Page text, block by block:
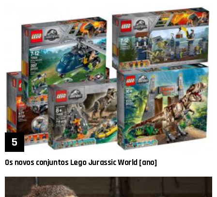
Os novos conjuntos Lego Jurassic World [ano]